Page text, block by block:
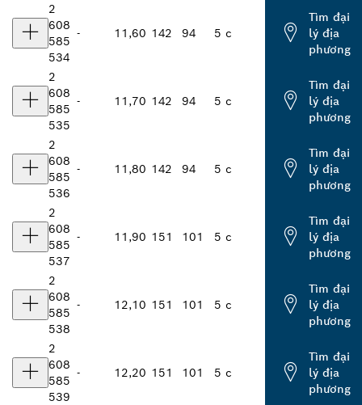
2
608
585
534
- 11,60 142 94 5 c
Tìm đại
lý địa
phương
2
608
585
535
- 11,70 142 94 5 c
Tìm đại
lý địa
phương
2
608
585
536
- 11,80 142 94 5 c
Tìm đại
lý địa
phương
2
608
585
537
- 11,90 151 101 5 c
Tìm đại
lý địa
phương
2
608
585
538
- 12,10 151 101 5 c
Tìm đại
lý địa
phương
2
608
585
539
- 12,20 151 101 5 c
Tìm đại
lý địa
phương